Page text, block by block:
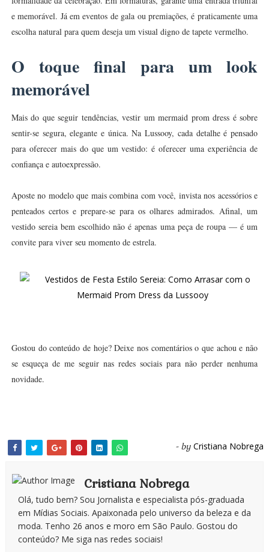
e memorável. Já em eventos de gala ou premiações, é praticamente uma
escolha natural para quem deseja um visual digno de tapete vermelho.
O toque final para um look
memorável
Mais do que seguir tendências, vestir um mermaid prom dress é sobre
sentir-se segura, elegante e única. Na Lussooy, cada detalhe é pensado
para oferecer mais do que um vestido: é oferecer uma experiência de
confiança e autoexpressão.
Aposte no modelo que mais combina com você, invista nos acessórios e
penteados certos e prepare-se para os olhares admirados. Afinal, um
vestido sereia bem escolhido não é apenas uma peça de roupa — é um
convite para viver seu momento de estrela.
Gostou do conteúdo de hoje? Deixe nos comentários o que achou e não
se esqueça de me seguir nas redes sociais para não perder nenhuma
novidade.
- by Cristiana Nobrega
Cristiana Nobrega
Olá, tudo bem? Sou Jornalista e especialista pós-graduada
em Mídias Sociais. Apaixonada pelo universo da beleza e da
moda. Tenho 26 anos e moro em São Paulo. Gostou do
conteúdo? Me siga nas redes sociais!